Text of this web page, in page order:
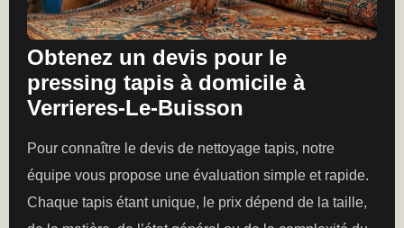
Obtenez un devis pour le
pressing tapis à domicile à
Verrieres-Le-Buisson
Pour connaître le devis de nettoyage tapis, notre
équipe vous propose une évaluation simple et rapide.
Chaque tapis étant unique, le prix dépend de la taille,